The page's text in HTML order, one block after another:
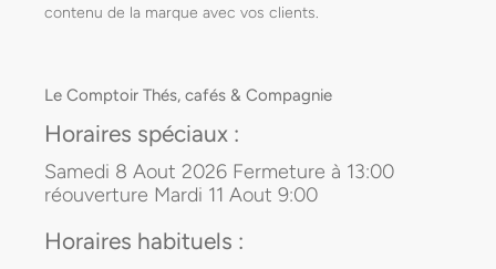
contenu de la marque avec vos clients.
Le Comptoir Thés, cafés & Compagnie
Horaires spéciaux :
Samedi 8 Aout 2026 Fermeture à 13:00
réouverture Mardi 11 Aout 9:00
Horaires habituels :